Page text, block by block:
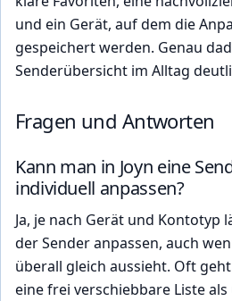
und ein Gerät, auf dem die
gespeichert werden. Genau
Senderübersicht im Alltag
Fragen und Antworten
Kann man in Joyn eine
individuell anpassen?
Ja, je nach Gerät und Kontotyp
der Sender anpassen, auch
überall gleich aussieht. Oft
eine frei verschiebbare Liste